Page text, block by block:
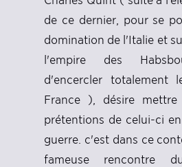
de ce dernier, pour se
domination de l'Italie et
l'empire des
d'encercler totalement
France ), désire
prétentions de celui-ci
guerre. c'est dans ce
fameuse rencontre